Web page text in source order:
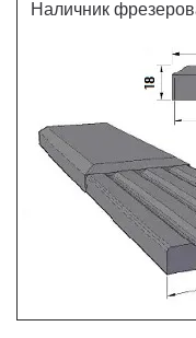
Наличник